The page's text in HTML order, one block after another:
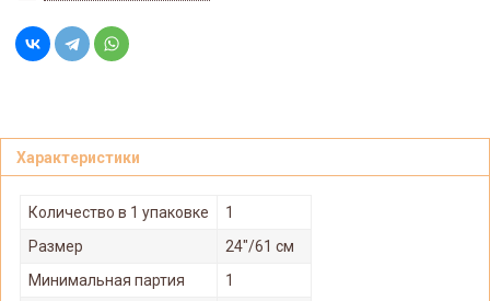
Характеристики
Количество в 1 упаковке
1
Размер
24"/61 см
Минимальная партия
1